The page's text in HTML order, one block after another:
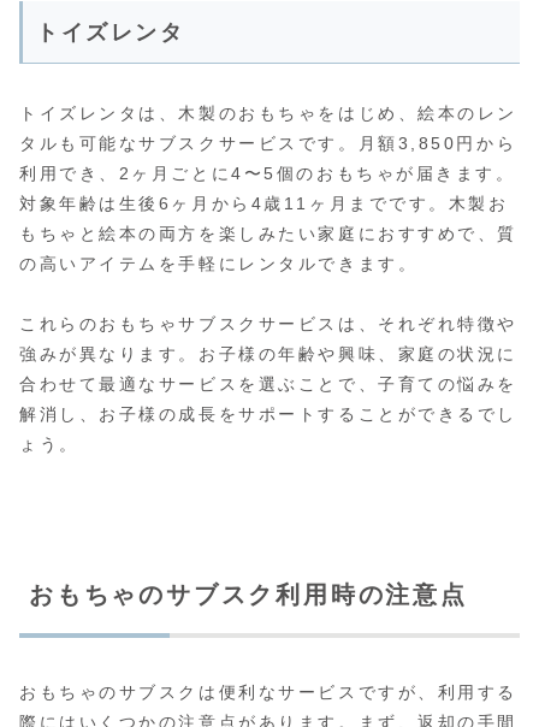
トイズレンタ
トイズレンタは、木製のおもちゃをはじめ、絵本のレン
タルも可能なサブスクサービスです。月額3,850円から
利用でき、2ヶ月ごとに4〜5個のおもちゃが届きます。
対象年齢は生後6ヶ月から4歳11ヶ月までです。木製お
もちゃと絵本の両方を楽しみたい家庭におすすめで、質
の高いアイテムを手軽にレンタルできます。
これらのおもちゃサブスクサービスは、それぞれ特徴や
強みが異なります。お子様の年齢や興味、家庭の状況に
合わせて最適なサービスを選ぶことで、子育ての悩みを
解消し、お子様の成長をサポートすることができるでし
ょう。
おもちゃのサブスク利用時の注意点
おもちゃのサブスクは便利なサービスですが、利用する
際にはいくつかの注意点があります。まず、返却の手間